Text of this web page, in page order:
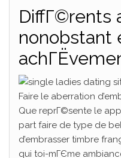
DiffГ©rents
nonobstant
Faire le aberration
Que reprГ©sente le
part faire de type de
d’embrasser timbre
qui toi-mГЄme